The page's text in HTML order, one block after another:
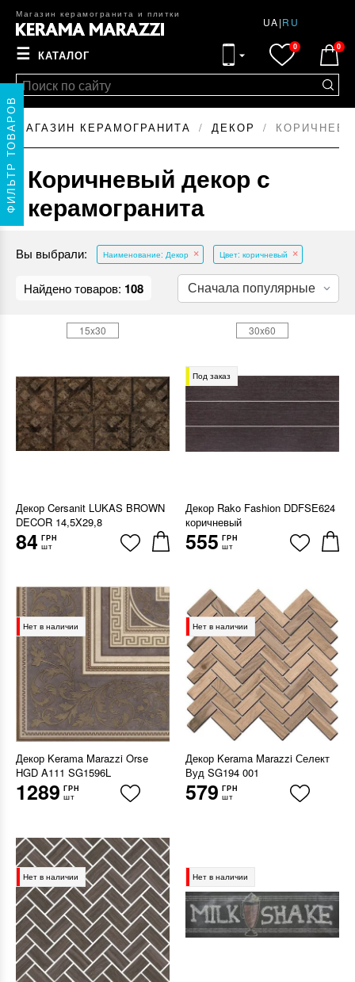
Магазин керамогранита и плитки
UA|RU
☰ КАТАЛОГ
0 0
МАГАЗИН КЕРАМОГРАНИТА ДЕКОР
Коричневый декор с
керамогранита
Вы выбрали: Наименование: Декор Цвет: коричневый
Найдено товаров: 108
Декор Cersanit LUKAS BROWN
DECOR 14,5X29,8
84 ГРН
шт
15x30
Под заказ
Декор Rako Fashion DDFSE624
коричневый
555 ГРН
шт
30x60
Нет в наличии
Декор Kerama Marazzi Orse
HGD A111 SG1596L
1289 ГРН
шт
Нет в наличии
Декор Kerama Marazzi Селект
Вуд SG194 001
579 ГРН
шт
Нет в наличии Нет в наличии
ФИЛЬТР ТОВАРОВ